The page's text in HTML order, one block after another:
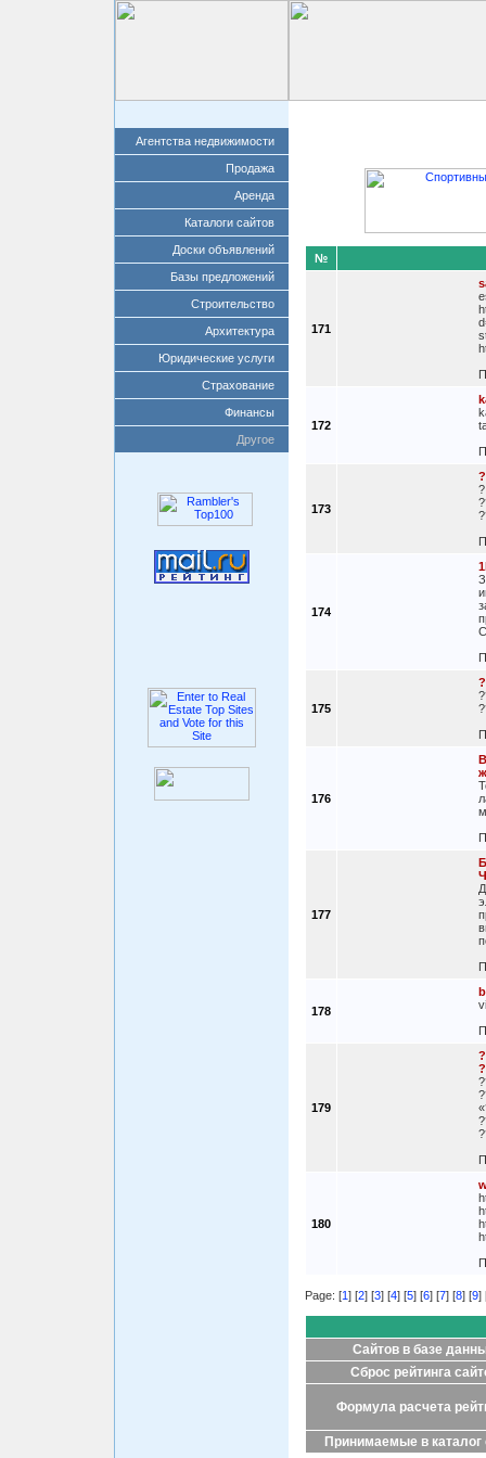
Агентства недвижимости
Продажа
Аренда
Каталоги сайтов
Доски объявлений
Базы предложений
Строительство
Архитектура
Юридические услуги
Страхование
Финансы
Другое
№
171
172
173
174
175
176
177
178
179
180
Page: [1] [2] [3] [4] [5] [6] [7] [8] [9]
Сайтов в базе
Сброс рейтинга
Формула расчета
Принимаемые в каталог